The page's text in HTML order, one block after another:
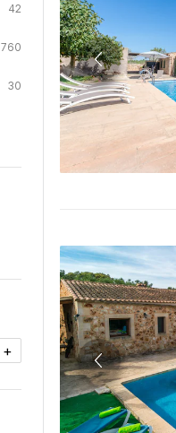
42
760
30
+